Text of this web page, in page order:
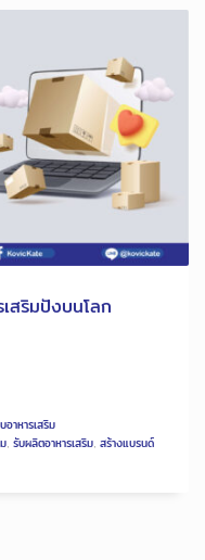
สริมปังบนโลก
อาหารเสริม
, รับผลิตอาหารเสริม, สร้างแบรนด์